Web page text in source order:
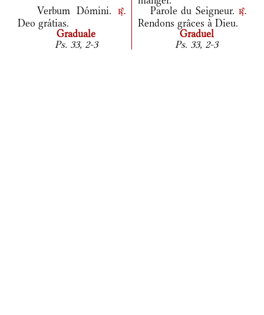
Verbum Dómini.
r.
Deo grátias.
Parole du Seigneur. r.
Rendons grâces à Dieu.
Graduale
Graduel
Ps. 33, 2-3
Ps. 33, 2-3